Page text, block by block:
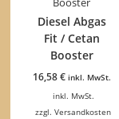
Diesel Abgas
Fit / Cetan
Booster
16,58€ inkl. MwSt.
inkl. MwSt.
zzgl.Versandkosten